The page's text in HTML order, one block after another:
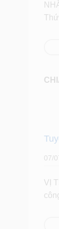
07/
VỊ